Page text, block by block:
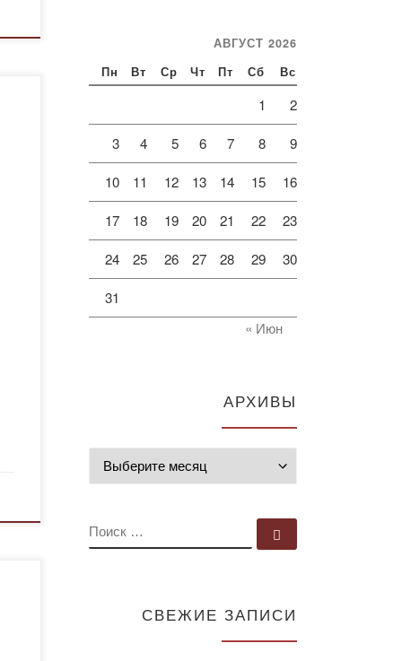
АВГУСТ 2026
Пн Вт Ср Чт Пт Сб Вс
1 2
3 4 5 6 7 8 9
10 11 12 13 14 15 16
17 18 19 20 21 22 23
24 25 26 27 28 29 30
31
« Июн
АРХИВЫ
ПОИСК
СВЕЖИЕ ЗАПИСИ